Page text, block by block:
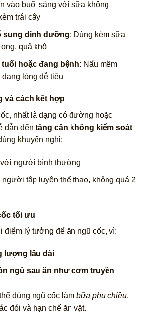
vào buổi sáng với sữa không
trái cây
sung dinh dưỡng: Dùng kèm sữa
quả khô
hoặc đang bệnh: Nấu mềm
lỏng dễ tiêu
và cách kết hợp
nhất là dạng có đường hoặc
dẫn đến tăng cân không kiểm soát
khuyến nghị:
người bình thường
tập luyện thể thao, không quá 2
tối ưu
điểm lý tưởng để ăn ngũ cốc, vì:
lượng lâu dài
ngủ sau ăn như cơm truyền
dùng ngũ cốc làm bữa phụ chiều,
đói và hạn chế ăn vặt.